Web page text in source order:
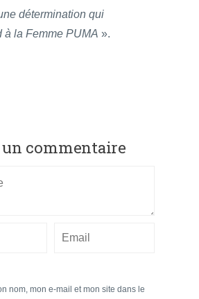
détermination qui
à la Femme PUMA ».
un commentaire
nom, mon e-mail et mon site dans le